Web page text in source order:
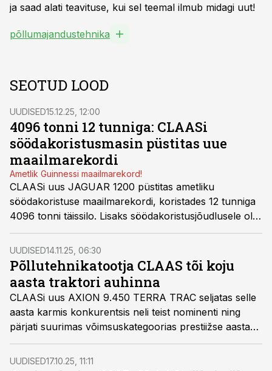
ja saad alati teavituse, kui sel teemal ilmub midagi uut!
põllumajandustehnika
SEOTUD LOOD
UUDISED15.12.25, 12:00
4096 tonni 12 tunniga: CLAASi
söödakoristusmasin püstitas uue
maailmarekordi
Ametlik Guinnessi maailmarekord!
CLAASi uus JAGUAR 1200 püstitas ametliku
söödakoristuse maailmarekordi, koristades 12 tunniga
4096 tonni täissilo. Lisaks söödakoristusjõudlusele oli
ka kütusesäästlikkus rekordiline, ühe tonni silo
koristamiseks kulus vaid 0,49 liitrit kütust.
UUDISED14.11.25, 06:30
Põllutehnikatootja CLAAS tõi koju
aasta traktori auhinna
CLAASi uus AXION 9.450 TERRA TRAC seljatas selle
aasta karmis konkurentsis neli teist nominenti ning
pärjati suurimas võimsuskategoorias prestiižse aasta
traktori auhinnaga. Lisaks traktori ainulaadsele
üldkontseptsioonile tõid sellele võidu juhiabisüsteemi ja
UUDISED17.10.25, 11:11